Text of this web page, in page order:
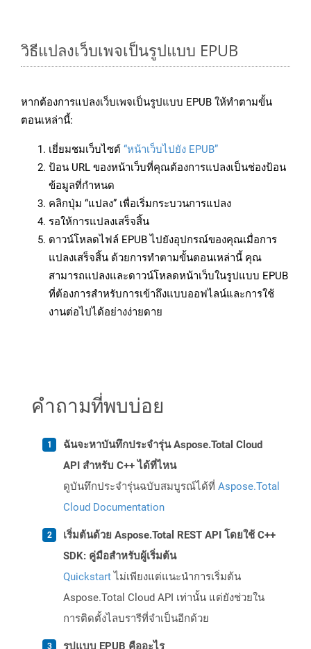
วิธีแปลงเว็บเพจเป็นรูปแบบ EPUB
หากต้องการแปลงเว็บเพจเป็นรูปแบบ EPUB ให้ทำตามขั้น
ตอนเหล่านี้:
เยี่ยมชมเว็บไซต์ “หน้าเว็บไปยัง EPUB”
ป้อน URL ของหน้าเว็บที่คุณต้องการแปลงเป็นช่องป้อน
ข้อมูลที่กำหนด
คลิกปุ่ม “แปลง” เพื่อเริ่มกระบวนการแปลง
รอให้การแปลงเสร็จสิ้น
ดาวน์โหลดไฟล์ EPUB ไปยังอุปกรณ์ของคุณเมื่อการ
แปลงเสร็จสิ้น ด้วยการทำตามขั้นตอนเหล่านี้ คุณ
สามารถแปลงและดาวน์โหลดหน้าเว็บในรูปแบบ EPUB
ที่ต้องการสำหรับการเข้าถึงแบบออฟไลน์และการใช้
งานต่อไปได้อย่างง่ายดาย
คำถามที่พบบ่อย
ฉันจะหาบันทึกประจำรุ่น Aspose.Total Cloud
API สำหรับ C++ ได้ที่ไหน
ดูบันทึกประจำรุ่นฉบับสมบูรณ์ได้ที่ Aspose.Total
Cloud Documentation
เริ่มต้นด้วย Aspose.Total REST API โดยใช้ C++
SDK: คู่มือสำหรับผู้เริ่มต้น
Quickstartไม่เพียงแต่แนะนำการเริ่มต้น
Aspose.Total Cloud API เท่านั้น แต่ยังช่วยใน
การติดตั้งไลบรารีที่จำเป็นอีกด้วย
รูปแบบ EPUB คืออะไร